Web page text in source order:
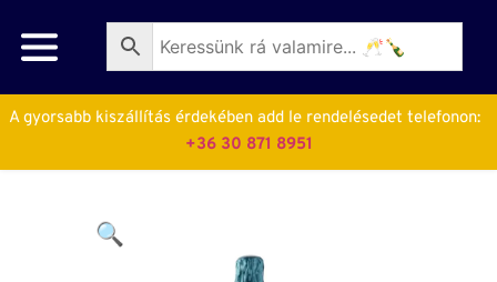
+36 30 871 8951
🔍